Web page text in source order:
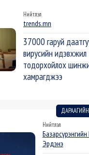
Нийтлэл
trends.mn
37000 гаруй
вирусийн идэвхжил
тодорхойлох
хамрагджээ
Нийтлэл
Эрдэнэ